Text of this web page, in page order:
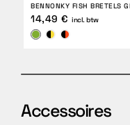
BENNONKY FISH BRETELS
14,49 € incl. btw
Accessoires